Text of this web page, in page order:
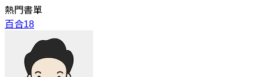
熱門書單
百合18